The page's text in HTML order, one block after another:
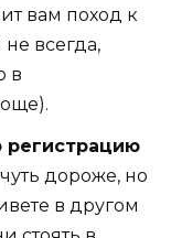
вам поход к
всегда,
в
регистрацию
дороже, но
в другом